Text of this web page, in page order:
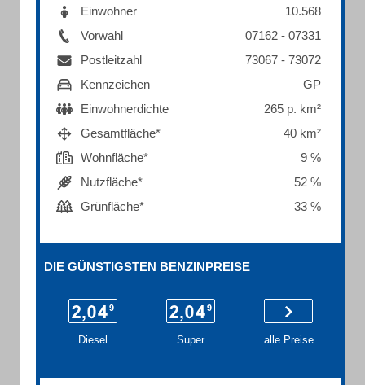
Einwohner
10.568
Vorwahl
07162 - 07331
Postleitzahl
73067 - 73072
Kennzeichen
GP
Einwohnerdichte
265 p. km²
Gesamtfläche*
40 km²
Wohnfläche*
9 %
Nutzfläche*
52 %
Grünfläche*
33 %
DIE GÜNSTIGSTEN BENZINPREISE
Diesel Super alle Preise